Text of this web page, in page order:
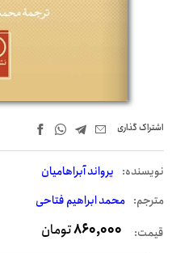
اشتراک‌ گذاری
نويسنده: یرواند آبراهامیان
مترجم: محمد ابراهیم فتاحی
قیمت: 860,000تومان